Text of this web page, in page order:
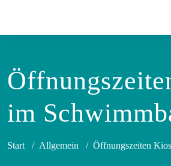
im
Start / Allgemein / Öffnungszeiten